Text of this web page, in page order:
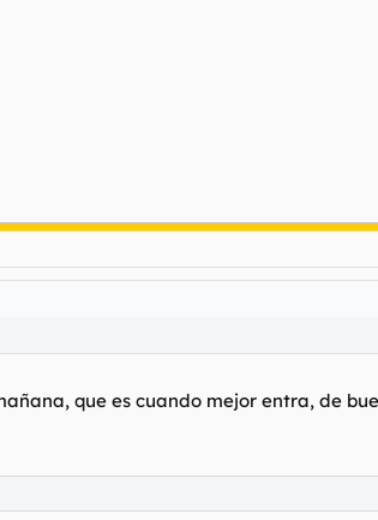
que es cuando mejor entra, de